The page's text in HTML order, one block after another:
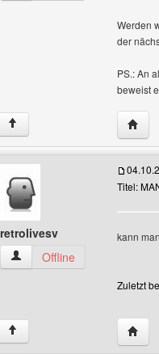
Werden
der
PS.: An
beweist
↑
retrolivesv
retrolivesv Benutzer-Profile
Offline
Titel:
kann
Zuletzt
↑